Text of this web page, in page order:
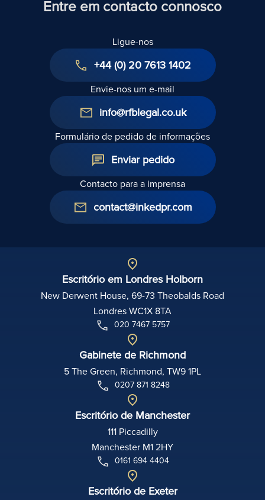
actualizados
Entre em contacto connosco
Ligue-nos
+44 (0) 20 7613 1402
Envie-nos um e-mail
info@rfblegal.co.uk
Formulário de pedido de informações
Enviar pedido
Contacto para a imprensa
contact@inkedpr.com
Escritório em Londres Holborn
New Derwent House, 69-73 Theobalds Road
Londres WC1X 8TA
020 7467 5757
Gabinete de Richmond
5 The Green, Richmond, TW9 1PL
0207 871 8248
Escritório de Manchester
111 Piccadilly
Manchester M1 2HY
0161 694 4404
Escritório de Exeter